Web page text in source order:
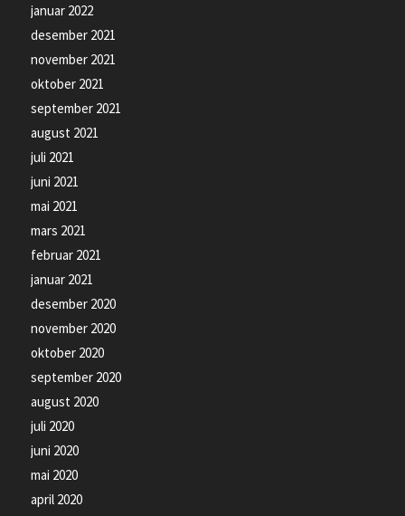
januar 2022
desember 2021
november 2021
oktober 2021
september 2021
august 2021
juli 2021
juni 2021
mai 2021
mars 2021
februar 2021
januar 2021
desember 2020
november 2020
oktober 2020
september 2020
august 2020
juli 2020
juni 2020
mai 2020
april 2020